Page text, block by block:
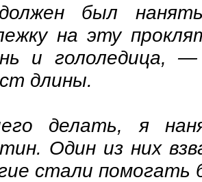
был
на эту
и гололедица,
длины.
делать, я
Один из них
стали помогать